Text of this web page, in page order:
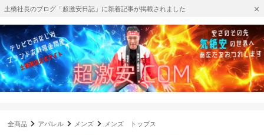
土橋社長のブログ「超激安日記」に新着記事が掲載されました
全商品 アパレル メンズ メンズ トップス